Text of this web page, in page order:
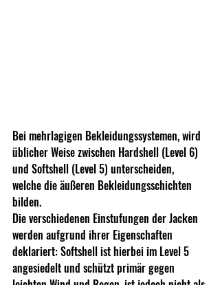
Bei mehrlagigen Bekleidungssystemen, wird
üblicher Weise zwischen Hardshell (Level 6)
und Softshell (Level 5) unterscheiden,
welche die äußeren Bekleidungsschichten
bilden.
Die verschiedenen Einstufungen der Jacken
werden aufgrund ihrer Eigenschaften
deklariert: Softshell ist hierbei im Level 5
angesiedelt und schützt primär gegen